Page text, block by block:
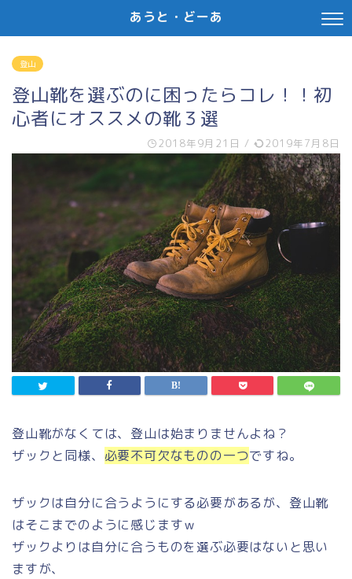
あうと・どーあ
登山
登山靴を選ぶのに困ったらコレ！！初
心者にオススメの靴３選
2018年9月21日 / 2019年7月8日
登山靴がなくては、登山は始まりませんよね？
ザックと同様、 必要不可欠なものの一つですね。
ザックは自分に合うようにする必要があるが、登山靴
はそこまでのように感じますｗ
ザックよりは自分に合うものを選ぶ必要はないと思い
ますが、